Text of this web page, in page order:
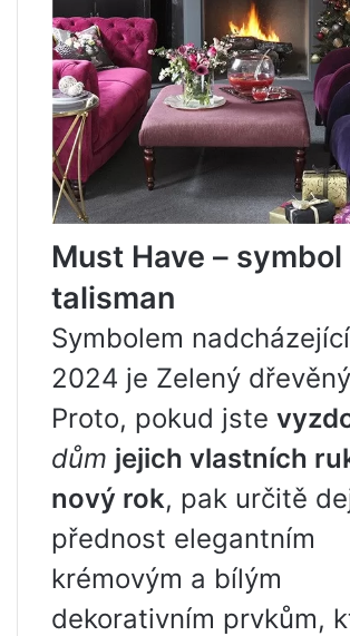
Must Have – symbol
talisman
Symbolem
2024 je Zelený
Proto, pokud jste
dům jejich vlastních
nový rok, pak určitě
přednost elegantním
krémovým a bílým
dekorativním prvkům,